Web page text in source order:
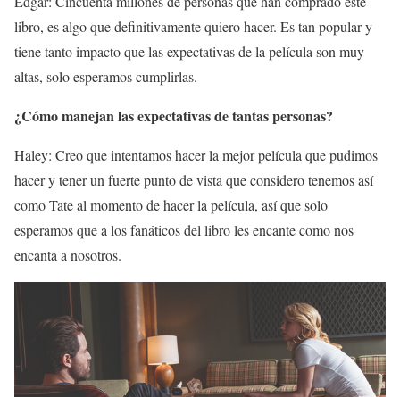
libro, es algo que definitivamente quiero hacer. Es tan popular y
tiene tanto impacto que las expectativas de la película son muy
altas, solo esperamos cumplirlas.
¿Cómo manejan las expectativas de tantas personas?
Haley: Creo que intentamos hacer la mejor película que pudimos
hacer y tener un fuerte punto de vista que considero tenemos así
como Tate al momento de hacer la película, así que solo
esperamos que a los fanáticos del libro les encante como nos
encanta a nosotros.